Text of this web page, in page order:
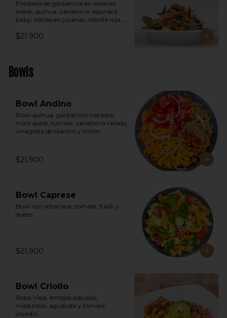
Ensalada de garbanzos en especies
indias, quinua, zanahoria, espinaca
baby, dátiles en julianas, cebolla roja,
$21.900
Bowls
Bowl Andino
Bowl quinua, garbanzos tostados,
maíz dulce, tomate, zanahoria rallada,
vinagreta de cilantro y limón.
$21.900
Bowl Caprese
Bowl con albahaca, tomate, fusilli y
queso.
$21.900
Bowl Criollo
Ropa Vieja, lentejas sopudas,
maduritos, aguacate y tomate
chonto.